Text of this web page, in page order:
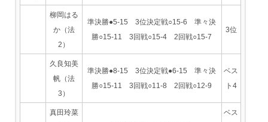
柳岡はる
か（法
2）
準決勝●5-15 3位決定戦○15-6 準々決
勝○15-11 3回戦○15-4 2回戦○15-7
3位
久良知美
帆（法
3）
準決勝●8-15 3位決定戦●6-15 準々決
勝○15-11 3回戦○11-8 2回戦○12-9
ベス
ト4
真田玲菜
ベス